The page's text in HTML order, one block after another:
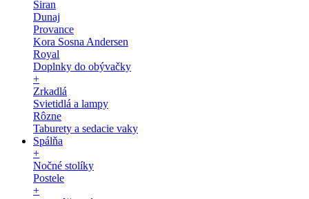
Siran
Dunaj
Provance
Kora Sosna Andersen
Royal
Doplnky do obývačky
+
Zrkadlá
Svietidlá a lampy
Rôzne
Taburety a sedacie vaky
Spálňa
+
Nočné stolíky
Postele
+